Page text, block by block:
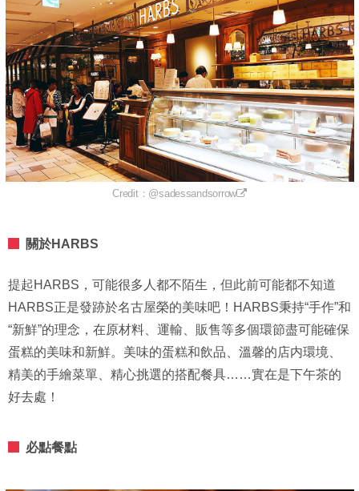
Credit：@sadessandsorrow
關於HARBS
提起HARBS，可能很多人都不陌生，但此前可能都不知道
HARBS正是發跡於名古屋榮的美味吧！HARBS秉持“手作”和
“新鮮”的理念，在原材料、運輸、販售等多個環節盡可能確保
蛋糕的美味和新鮮。美味的蛋糕和飲品、溫馨的店内環境、
精美的手繪菜單、精心挑選的搭配餐具……實在是下午茶的
好去處！
必點餐點